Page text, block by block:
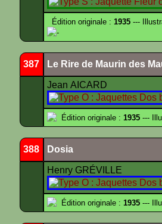
Édition originale :1935 ---
-
387 Le Rire de Maurin des
Jean AICARD
Édition originale : 1935 ---
388 Dosia
Henry GRÉVILLE
Édition originale : 1935 ---